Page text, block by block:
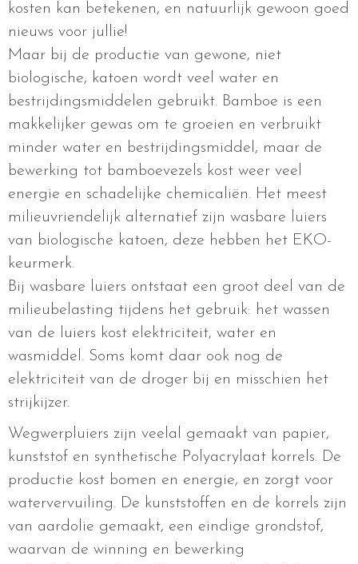
kosten kan betekenen, en natuurlijk gewoon goed
nieuws voor jullie!
Maar bij de productie van gewone, niet
biologische, katoen wordt veel water en
bestrijdingsmiddelen gebruikt. Bamboe is een
makkelijker gewas om te groeien en verbruikt
minder water en bestrijdingsmiddel, maar de
bewerking tot bamboevezels kost weer veel
energie en schadelijke chemicaliën. Het meest
milieuvriendelijk alternatief zijn wasbare luiers
van biologische katoen, deze hebben het EKO-
keurmerk.
Bij wasbare luiers ontstaat een groot deel van de
milieubelasting tijdens het gebruik: het wassen
van de luiers kost elektriciteit, water en
wasmiddel. Soms komt daar ook nog de
elektriciteit van de droger bij en misschien het
strijkijzer.
Wegwerpluiers zijn veelal gemaakt van papier,
kunststof en synthetische Polyacrylaat korrels. De
productie kost bomen en energie, en zorgt voor
watervervuiling. De kunststoffen en de korrels zijn
van aardolie gemaakt, een eindige grondstof,
waarvan de winning en bewerking